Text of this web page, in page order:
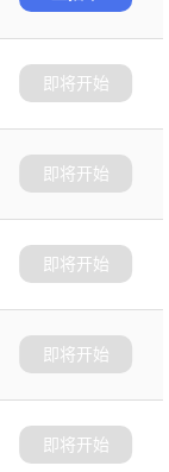
即将开始
即将开始
即将开始
即将开始
即将开始